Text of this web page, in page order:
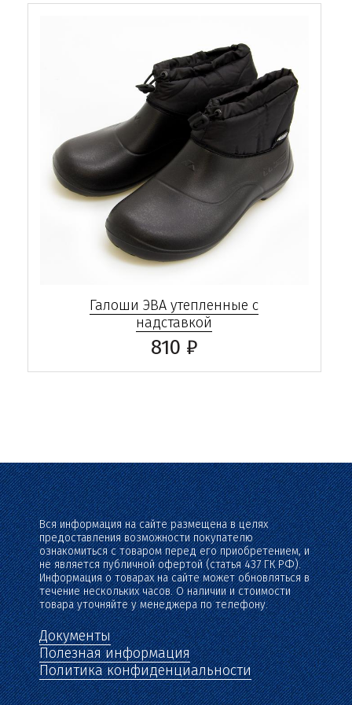
Галоши ЭВА утепленные с
надставкой
810 ₽
Вся информация на сайте размещена в целях
предоставления возможности покупателю
ознакомиться с товаром перед его приобретением, и
не является публичной офертой (статья 437 ГК РФ).
Информация о товарах на сайте может обновляться в
течение нескольких часов. О наличии и стоимости
товара уточняйте у менеджера по телефону.
Документы
Полезная информация
Политика конфиденциальности